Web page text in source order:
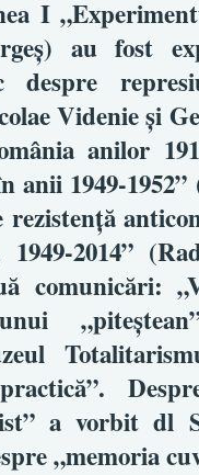
I
au fost
despre
Videnie şi
anilor
anii 1949-
1949-2014”
comunicări:
a vorbit dl
„memoria